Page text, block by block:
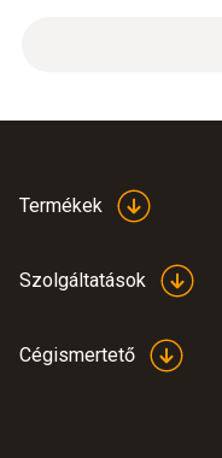
Pontosság
±(0,05 °C + a
±(0,1 °C + a mért
±0,3 °C (-80 ... -40
Highly
0240
Termékek
Szolgáltatások
Cégismertető